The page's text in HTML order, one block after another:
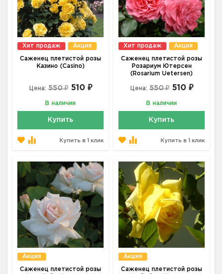
Хит продаж Акция
Саженец плетистой розы
Казино (Casino)
Цена: 550 ₽ 510 ₽
В наличии
Купить
Купить в 1 клик
Хит продаж Акция
Саженец плетистой розы
Розариум Ютерсен
(Rosarium Uetersen)
Цена: 550 ₽ 510 ₽
В наличии
Купить
Купить в 1 клик
Акция
Саженец плетистой розы
Акция
Саженец плетистой розы